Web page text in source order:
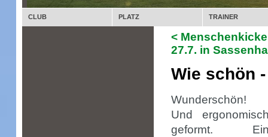
CLUB PLATZ TRAINER
<
27.7. in
Wie schön
Wunderschön!
Und
geformt.